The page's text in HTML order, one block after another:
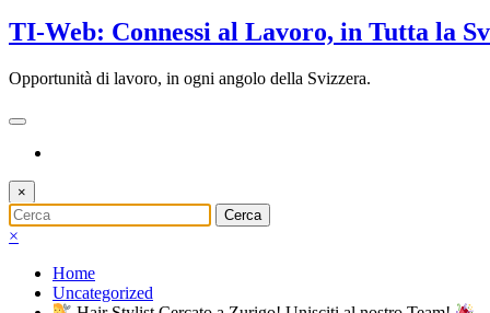
TI-Web: Connessi al Lavoro, in Tutta la
Opportunità di lavoro, in ogni angolo della Svizzera.
×
×
Home
Uncategorized